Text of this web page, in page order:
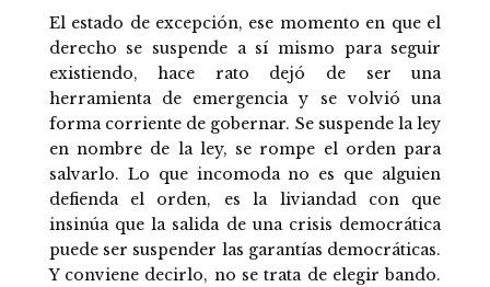
El estado de excepción, ese momento en que el
derecho se suspende a sí mismo para seguir
existiendo, hace rato dejó de ser una
herramienta de emergencia y se volvió una
forma corriente de gobernar. Se suspende la ley
en nombre de la ley, se rompe el orden para
salvarlo. Lo que incomoda no es que alguien
defienda el orden, es la liviandad con que
insinúa que la salida de una crisis democrática
puede ser suspender las garantías democráticas.
Y conviene decirlo, no se trata de elegir bando.